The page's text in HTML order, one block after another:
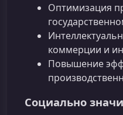
Оптимизация
коммерции и
Повышение
Социально